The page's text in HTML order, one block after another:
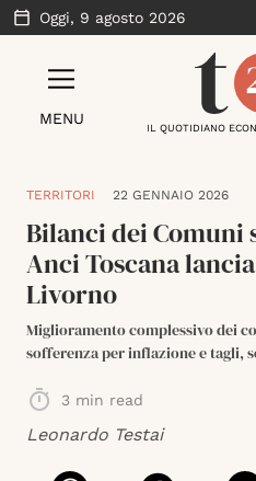
Oggi, 9 agosto 2026
MENU
IL QUOTIDIANO
TERRITORI 22 GENNAIO 2026
Bilanci dei Comuni
Anci Toscana
Livorno
Miglioramento complessivo dei
sofferenza per inflazione e tagli,
3 min read
Leonardo Testai